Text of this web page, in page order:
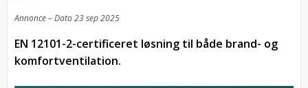
Annonce – Dato23 sep 2025
EN 12101-2-certificeret løsning til både brand- og
komfortventilation.